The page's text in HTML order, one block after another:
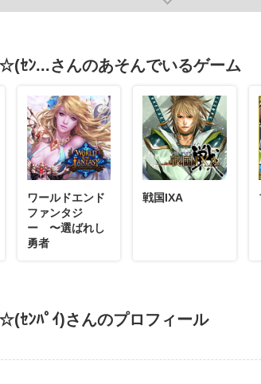
ｾﾝ...さんのあそんでいるゲーム
ワールドエンド
ファンタジ
ー 〜選ばれし
勇者
戦国IXA
ｾﾝﾊﾟｲ)さんのプロフィール